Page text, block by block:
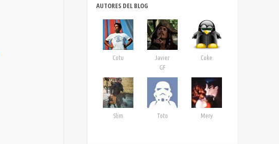
AUTORES DEL BLOG
Cotu
Javier
GF
Coke
Slim Toto Mery